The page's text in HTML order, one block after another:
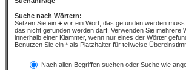
Suche nach Wörtern:
Setzen Sie ein + vor ein Wort, das gefunden werden muss
das nicht gefunden werden darf. Verwenden Sie mehrere
innerhalb einer Klammer, wenn nur eines der Wörter
Benutzen Sie ein * als Platzhalter für teilweise
Nach allen Begriffen suchen oder Suche wie